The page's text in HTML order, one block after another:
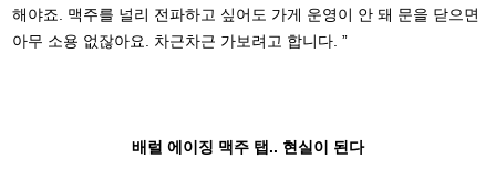
해야죠. 맥주를 널리 전파하고 싶어도 가게 운영이 안 돼 문을 닫으면
아무 소용 없잖아요. 차근차근 가보려고 합니다. ”
배럴 에이징 맥주 탭.. 현실이 된다